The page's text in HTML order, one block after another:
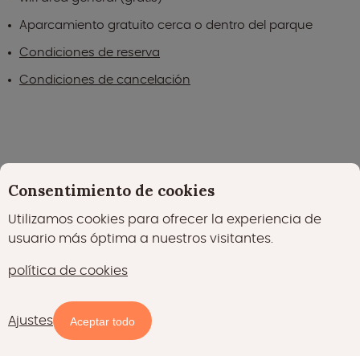
Aparcamiento gratuito cerca o dentro del parque
Condiciones de reserva
Condiciones de cancelación
Parque anotó con un 7.9
184 reseñas
Consentimiento de cookies
Utilizamos cookies para ofrecer la experiencia de
usuario más óptima a nuestros visitantes.
política de cookies
Ajustes Aceptar todo